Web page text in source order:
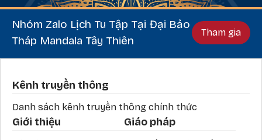
Nhóm Zalo Lịch Tu Tập Tại Đại Bảo
Tháp Mandala Tây Thiên
Tham gia
Phần chân
Kênh truyền thông
Danh sách kênh truyền thông chính thức
Giới thiệu Giáo pháp